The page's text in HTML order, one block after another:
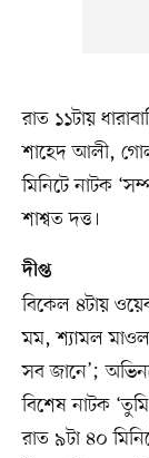
রাত ১১টায়
শাহেদ আলী,
মিনিটে নাটক
শাশ্বত দত্ত।
দীপ্ত
বিকেল ৪টায়
মম, শ্যামল
সব জানে’;
বিশেষ নাটক
রাত ৯টা ৪০